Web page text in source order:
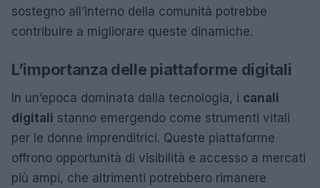
sostegno all’interno della comunità potrebbe
contribuire a migliorare queste dinamiche.
L’importanza delle piattaforme digitali
In un’epoca dominata dalla tecnologia, i canali
digitali stanno emergendo come strumenti vitali
per le donne imprenditrici. Queste piattaforme
offrono opportunità di visibilità e accesso a mercati
più ampi, che altrimenti potrebbero rimanere